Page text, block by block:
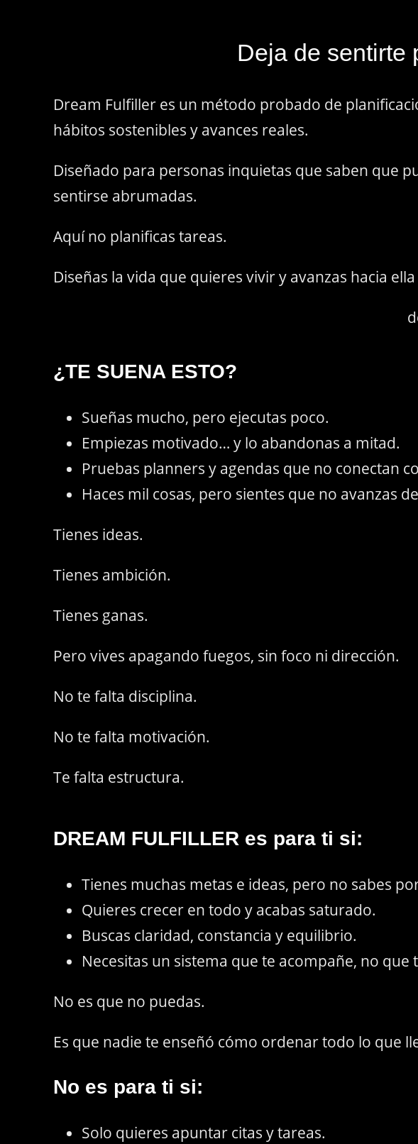
Deja de sentirte
Dream Fulfiller es un método probado de
hábitos sostenibles y avances reales.
Diseñado para personas inquietas que saben que
sentirse abrumadas.
Aquí no planificas tareas.
Diseñas la vida que quieres vivir y avanzas hacia
¿TE SUENA ESTO?
Sueñas mucho, pero ejecutas poco.
Empiezas motivado… y lo abandonas a mitad.
Pruebas planners y agendas que no conectan
Haces mil cosas, pero sientes que no avanzas
Tienes ideas.
Tienes ambición.
Tienes ganas.
Pero vives apagando fuegos, sin foco ni dirección.
No te falta disciplina.
No te falta motivación.
Te falta estructura.
DREAM FULFILLER es para ti si:
Tienes muchas metas e ideas, pero no sabes
Quieres crecer en todo y acabas saturado.
Buscas claridad, constancia y equilibrio.
Necesitas un sistema que te acompañe, no que
No es que no puedas.
Es que nadie te enseñó cómo ordenar todo lo que
No es para ti si:
Solo quieres apuntar citas y tareas.